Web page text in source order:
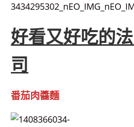
好看又好吃的
司
番茄肉醬麵